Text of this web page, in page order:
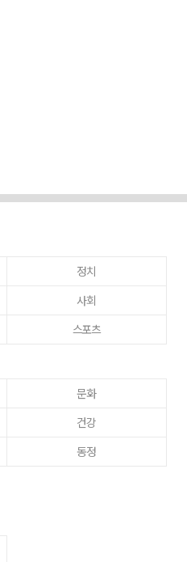
정치
사회
스포츠
문화
건강
동정